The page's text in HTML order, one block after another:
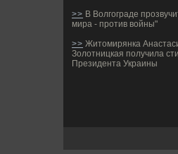
>> В Волгограде
мира - против войны"
>> Житомирянка
Золотницкая получила
Президента Украины